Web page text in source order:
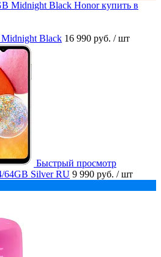
Black 16 990 руб. / шт
Быстрый просмотр
64GB Silver RU 9 990 руб. / шт